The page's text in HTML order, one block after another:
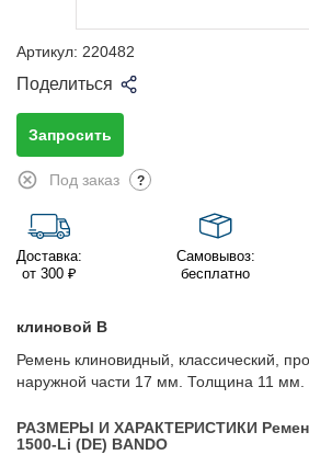
Артикул: 220482
Поделиться
Запросить
Под заказ ?
Доставка:
от 300 ₽
Самовывоз:
бесплатно
клиновой B
Ремень клиновидный, классический,
наружной части 17 мм. Толщина 11 мм.
РАЗМЕРЫ И ХАРАКТЕРИСТИКИ
1500-Li (DE) BANDO